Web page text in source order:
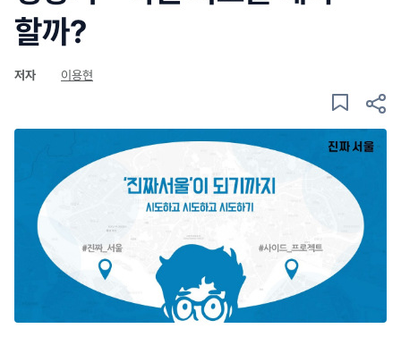
할까?
저자 이용현